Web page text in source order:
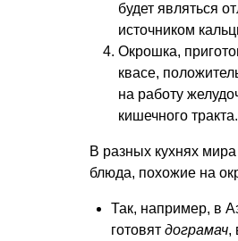
будет являться
источником
Окрошка,
квасе,
на работу
кишечного тракта.
В разных кухнях
блюда, похожие на
Так, например, в
готовят дограмач,